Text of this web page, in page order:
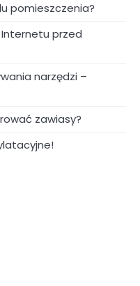
pomieszczenia?
przed
narzędzi –
zawiasy?